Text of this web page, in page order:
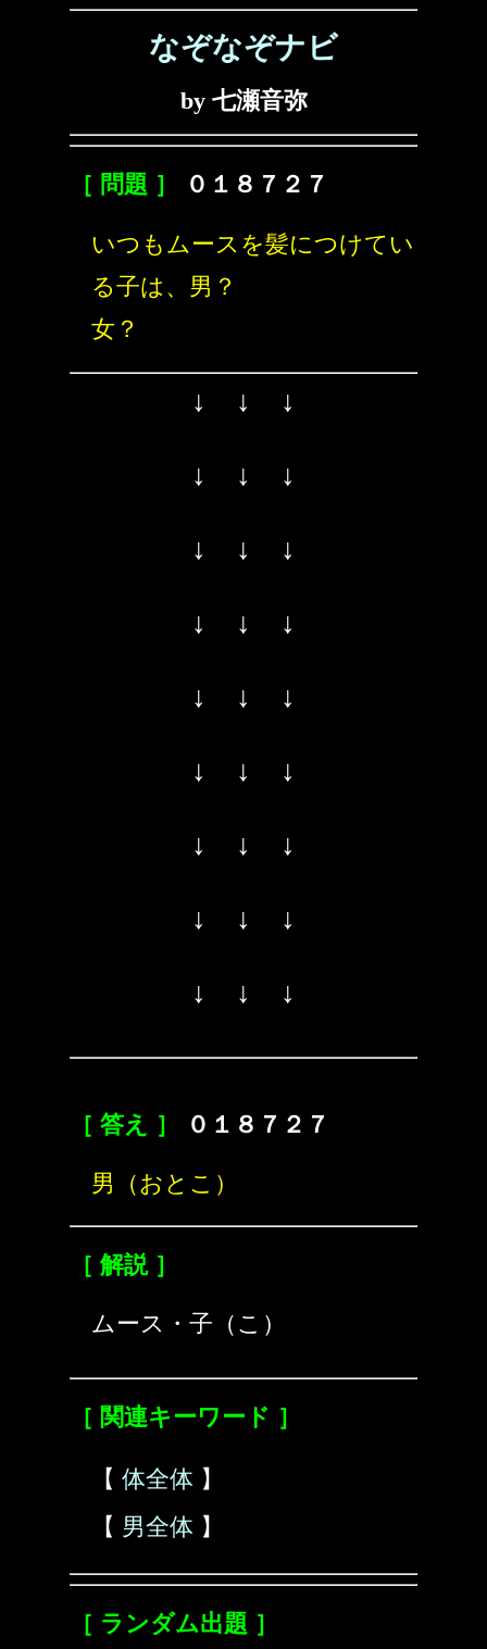
なぞなぞナビ
by 七瀬音弥
［ 問題 ］ ０１８７２７
いつもムースを髪につけてい
る子は、男？
女？
↓ ↓ ↓
↓ ↓ ↓
↓ ↓ ↓
↓ ↓ ↓
↓ ↓ ↓
↓ ↓ ↓
↓ ↓ ↓
↓ ↓ ↓
↓ ↓ ↓
［ 答え ］ ０１８７２７
男（おとこ）
［ 解説 ］
ムース・子（こ）
［ 関連キーワード ］
【 体全体 】
【 男全体 】
［ ランダム出題 ］